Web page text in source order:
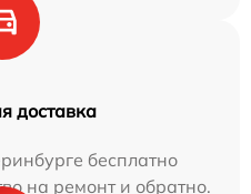
доставка
бесплатно
на ремонт и обратно.